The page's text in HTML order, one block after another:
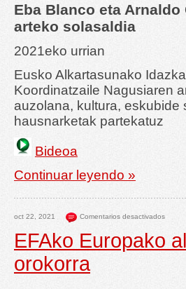
Eba Blanco eta Arnaldo
arteko solasaldia
2021eko urrian
Eusko Alkartasunako
Koordinatzaile Nagusiaren
auzolana, kultura, eskubide
hausnarketak partekatuz
Bideoa
Continuar leyendo »
oct 22, 2021 Comentarios desactivados
EFAko Europako
orokorra